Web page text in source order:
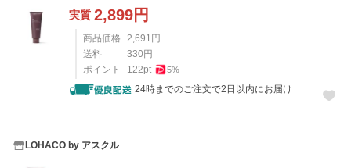
実質 2,899円
商品価格 2,691 円
送料
330 円
ポイント
122pt 5%
24時までのご注文で2日以内にお届け
LOHACO by アスクル